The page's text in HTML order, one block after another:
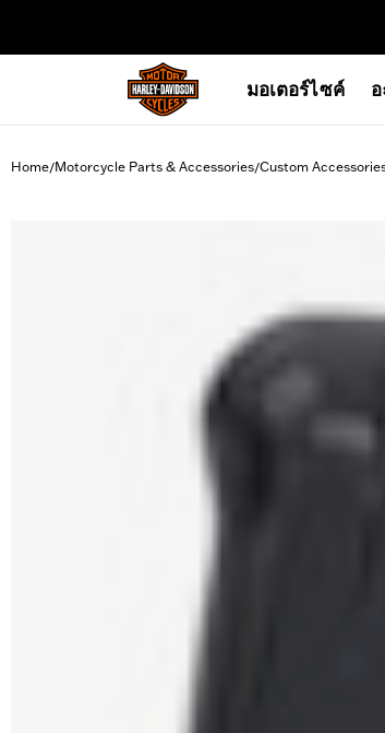
มอเตอร์ไซค์
Home/Motorcycle Parts & Accessories/Custom